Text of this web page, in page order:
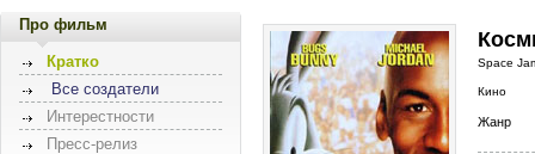
Про фильм
Кратко
Все создатели
Интерестности
Пресс-релиз
Space
Кино
Жанр